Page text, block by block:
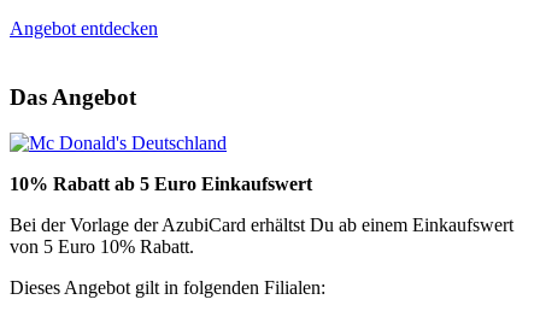
Angebot entdecken
Das Angebot
10% Rabatt ab 5 Euro Einkaufswert
Bei der Vorlage der AzubiCard erhältst Du ab einem Einkaufswert
von 5 Euro 10% Rabatt.
Dieses Angebot gilt in folgenden Filialen: